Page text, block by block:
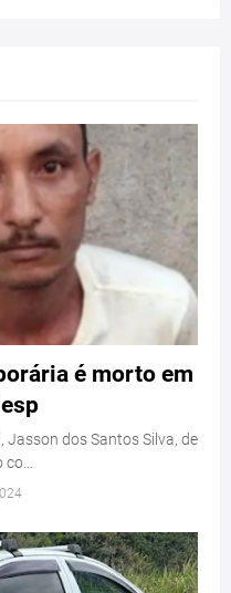
é morto em
dos Santos Silva, de
co…